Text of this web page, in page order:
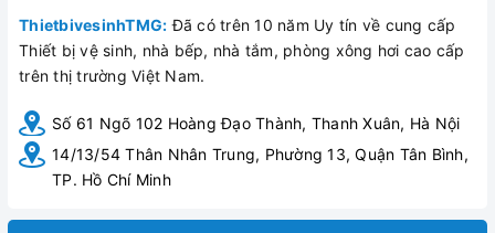
ThietbivesinhTMG: Đã có trên 10 năm Uy tín về cung cấp
Thiết bị vệ sinh, nhà bếp, nhà tắm, phòng xông hơi cao cấp
trên thị trường Việt Nam.
Số 61 Ngõ 102 Hoàng Đạo Thành, Thanh Xuân, Hà Nội
14/13/54 Thân Nhân Trung, Phường 13, Quận Tân Bình,
TP. Hồ Chí Minh